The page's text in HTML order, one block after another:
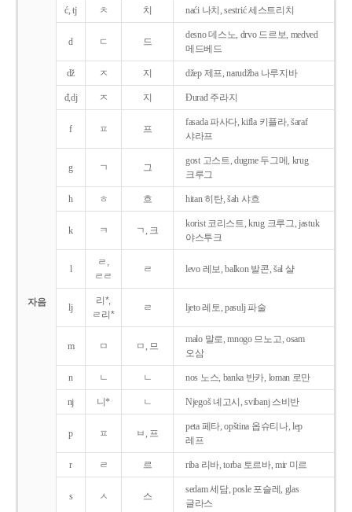
자음
ć, tj ㅊ 치 naći 나치, sestrić 세스트리치
d ㄷ 드
desno 데스노, drvo 드르보, medved
메드베드
dž ㅈ 지 džep 제프, narudžba 나루지바
đ,dj ㅈ 지 Ðurađ 주라지
f ㅍ 프
fasada 파사다, kifla 키플라, šaraf
샤라프
g ㄱ 그
gost 고스트, dugme 두그메, krug
크루그
h ㅎ 흐 hitan 히탄, šah 샤흐
k ㅋ ㄱ, 크
korist 코리스트, krug 크루그, jastuk
야스투크
l
ㄹ,
ㄹㄹ
ㄹ levo 레보, balkon 발콘, šal 샬
lj
리*,
ㄹ리*
ㄹ ljeto 레토, pasulj 파술
m ㅁ ㅁ, 므
malo 말로, mnogo 므노고, osam
오삼
n ㄴ ㄴ nos 노스, banka 반카, loman 로만
nj 니* ㄴ Njegoš 녜고시, svibanj 스비반
p ㅍ ㅂ, 프
peta 페타, opština 옵슈티나, lep
레프
r ㄹ 르 riba 리바, torba 토르바, mir 미르
s ㅅ 스
sedam 세담, posle 포슬레, glas
글라스